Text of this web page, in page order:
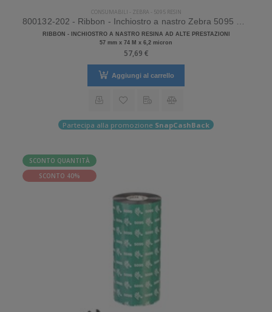
CONSUMABILI - ZEBRA - 5095 RESIN
RIBBON - INCHIOSTRO A NASTRO RESINA AD ALTE PRESTAZIONI
57 mm x 74 M x 6,2 micron
57,69 €
Aggiungi al carrello
Partecipa alla promozione SnapCashBack
SCONTO QUANTITÀ
SCONTO 40%